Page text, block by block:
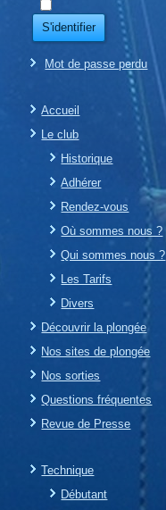
S'identifier
Mot de passe perdu
Accueil
Le club
Historique
Adhérer
Rendez-vous
Où sommes nous ?
Qui sommes nous ?
Les Tarifs
Divers
Découvrir la plongée
Nos sites de plongée
Nos sorties
Questions fréquentes
Revue de Presse
Technique
Débutant